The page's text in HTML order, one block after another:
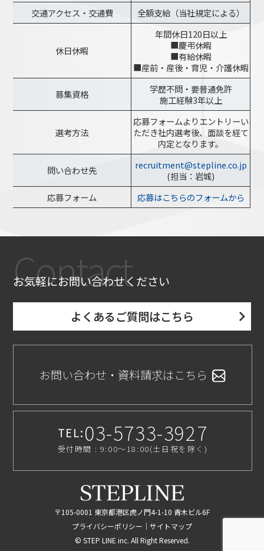
交通アクセス・交通費
全額支給（当社規定による）
休日休暇
年間休日120日以上
■慶弔休暇
■有給休暇
■産前・産後・育児・介護休暇
募集資格
学歴不問・要普通免許
施工経験3年以上
選考方法
応募フォームよりエントリーい
ただき社内選考後、面談を経て
内定となります。
問い合わせ先
recruitment@stepline.co.jp
(担当：岩城)
応募フォーム
応募はこちらのフォームから
Contact
お気軽にお問い合わせください
よくあるご質問はこちら
お問い合わせ・資料請求はこちら
TEL:03-5733-3927
受付時間 : 9:00〜18:00(土日祝を除く)
〒105-0001 東京都港区虎ノ門4-1-10 青木ビル6F
プライバシーポリシー ｜ サイトマップ
© STEP LINE inc. All Right Reserved.